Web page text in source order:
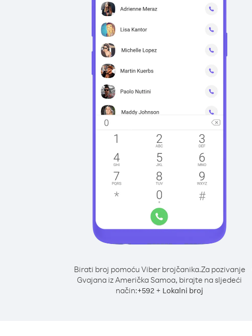
Birati broj pomoću Viber brojčanika.Za pozivanje
Gvajana iz Američka Samoa, birajte na sljedeći
način:+592 + Lokalni broj